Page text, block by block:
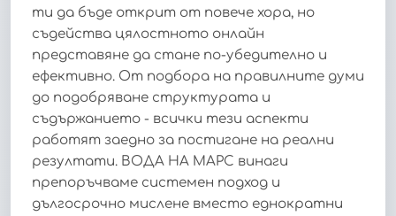
ти да бъде открит от повече хора, но
съдейства цялостното онлайн
представяне да стане по-убедително и
ефективно. От подбора на правилните думи
до подобряване структурата и
съдържанието - всички тези аспекти
работят заедно за постигане на реални
резултати. ВОДА НА МАРС винаги
препоръчваме системен подход и
дългосрочно мислене вместо еднократни